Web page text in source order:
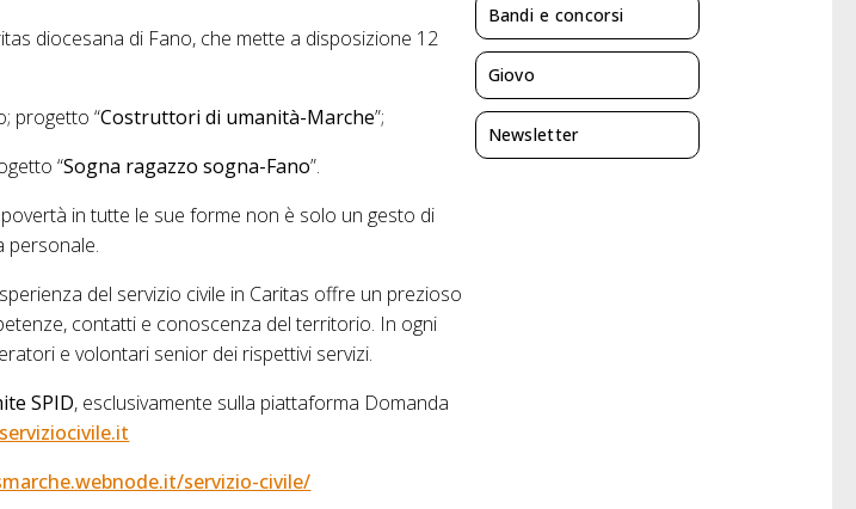
diocesana di Fano, che mette a disposizione 12
progetto “Costruttori di umanità-Marche”;
“Sogna ragazzo sogna-Fano”.
in tutte le sue forme non è solo un gesto di
personale.
del servizio civile in Caritas offre un prezioso
contatti e conoscenza del territorio. In ogni
e volontari senior dei rispettivi servizi.
SPID, esclusivamente sulla piattaforma Domanda
servizio-civile/
Bandi e concorsi
Giovo
Newsletter